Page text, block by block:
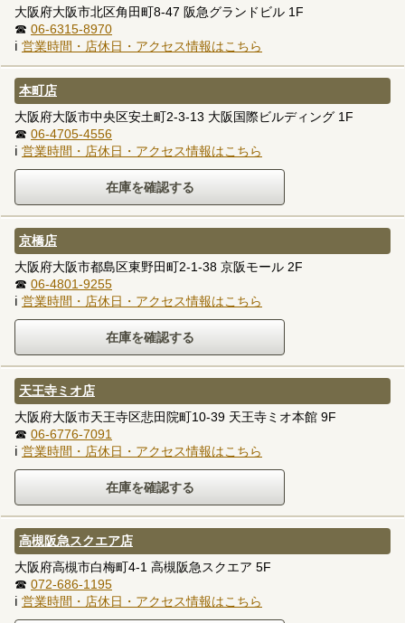
大阪府大阪市北区角田町8-47 阪急グランドビル 1F
☎ 06-6315-8970
ℹ 営業時間・店休日・アクセス情報はこちら
本町店
大阪府大阪市中央区安土町2-3-13 大阪国際ビルディング 1F
☎ 06-4705-4556
ℹ 営業時間・店休日・アクセス情報はこちら
京橋店
大阪府大阪市都島区東野田町2-1-38 京阪モール 2F
☎ 06-4801-9255
ℹ 営業時間・店休日・アクセス情報はこちら
天王寺ミオ店
大阪府大阪市天王寺区悲田院町10-39 天王寺ミオ本館 9F
☎ 06-6776-7091
ℹ 営業時間・店休日・アクセス情報はこちら
高槻阪急スクエア店
大阪府高槻市白梅町4-1 高槻阪急スクエア 5F
☎ 072-686-1195
ℹ 営業時間・店休日・アクセス情報はこちら